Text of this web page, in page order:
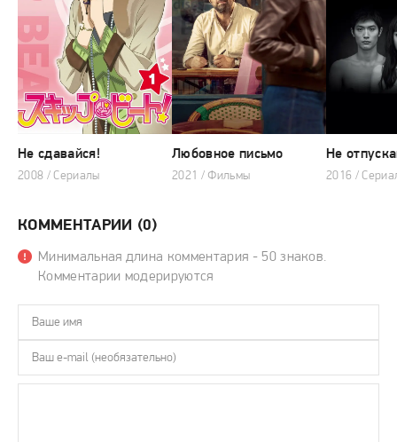
Не сдавайся!
2008 / Сериалы
Любовное письмо
2021 / Фильмы
Не
2016 /
КОММЕНТАРИИ (0)
Минимальная длина комментария - 50 знаков.
Комментарии модерируются